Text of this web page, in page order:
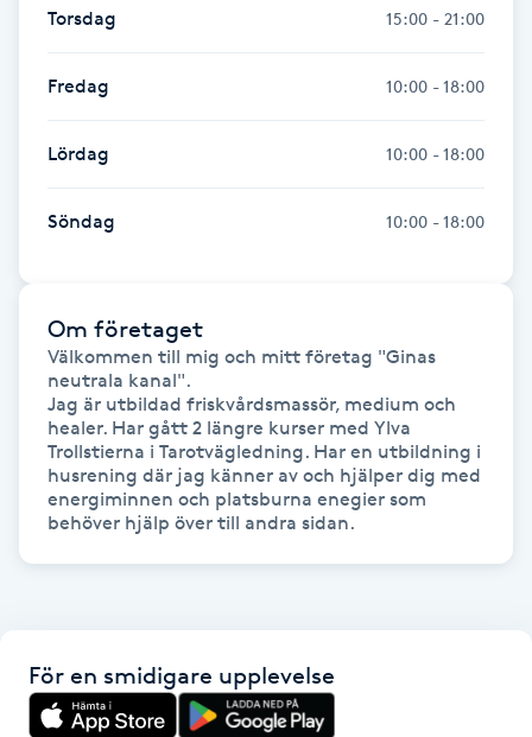
Gel naglar
Gelenaglar
Gellack
Gravidmassage
Gravidyoga
Gruppträning
Gua Sha-massage
Headspa
Torsdag 15:00 - 21:00
Fredag 10:00 - 18:00
Lördag 10:00 - 18:00
Söndag 10:00 - 18:00
Om företaget
Välkommen till mig och mitt företag "Ginas
neutrala kanal".
Jag är utbildad friskvårdsmassör, medium och
healer. Har gått 2 längre kurser med Ylva
Trollstierna i Tarotvägledning. Har en utbildning i
husrening där jag känner av och hjälper dig med
energiminnen och platsburna enegier som
behöver hjälp över till andra sidan.
För en smidigare upplevelse